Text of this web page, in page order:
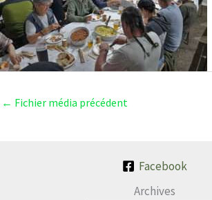
← Fichier média précédent
Facebook
Archives